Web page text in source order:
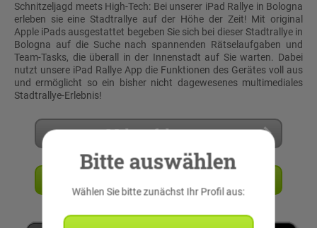
Schnitzeljagd meets High-Tech: Bei unserer iPad Rallye in Bologna
erleben sie eine Stadtrallye auf der Höhe der Zeit! Mit original
Apple iPads ausgestattet begeben Sie sich bei dieser Stadtrallye in
Bologna auf die Suche nach spannenden Rätselaufgaben und
Team-Tasks, die überall in der Innenstadt auf Sie warten. Dabei
nutzt unsere iPad Rallye App die Funktionen des Gerätes voll aus
und ermöglicht so ein bisher nicht dagewesenes multimediales
Stadtrallye-Erlebnis!
Mehr erfahren
Bitte auswählen
Wählen Sie bitte zunächst Ihr Profil aus: